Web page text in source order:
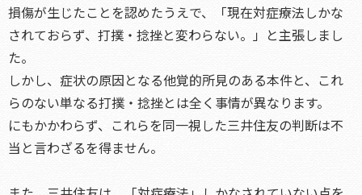
損傷が生じたことを認めたうえで、「現在対症療法しかな
されておらず、打撲・捻挫と変わらない。」と主張しまし
た。
しかし、症状の原因となる他覚的所見のある本件と、これ
らのない単なる打撲・捻挫とは全く事情が異なります。
にもかかわらず、これらを同一視した三井住友の判断は不
当と言わざるを得ません。